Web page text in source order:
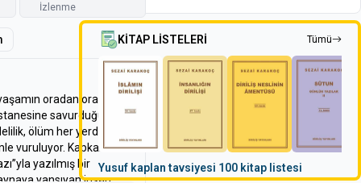
İzlenme
oradan oraya,
savurduğu bir
ölüm her yerde.
vuruluyor. Kapkara ama
yazılmış bir
yansıyan insan
KİTAP LİSTELERİ Tümü
Yusuf kaplan tavsiyesi 100 kitap listesi